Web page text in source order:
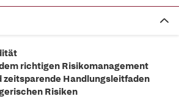
richtigen Risikomanagement
zeitsparende Handlungsleitfaden
Risiken